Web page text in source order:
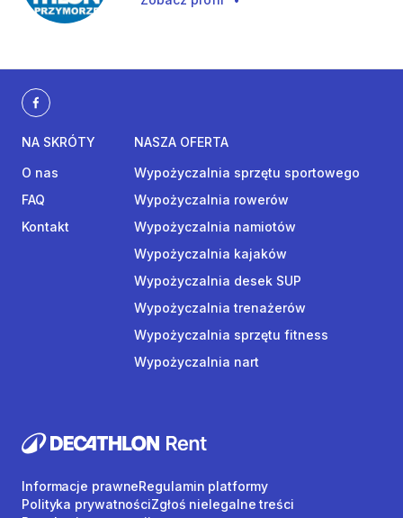
NA SKRÓTY
O nas
FAQ
Kontakt
NASZA OFERTA
Wypożyczalnia sprzętu sportowego
Wypożyczalnia rowerów
Wypożyczalnia namiotów
Wypożyczalnia kajaków
Wypożyczalnia desek SUP
Wypożyczalnia trenażerów
Wypożyczalnia sprzętu fitness
Wypożyczalnia nart
Informacje prawneRegulamin platformy
Polityka prywatnościZgłoś nielegalne treści